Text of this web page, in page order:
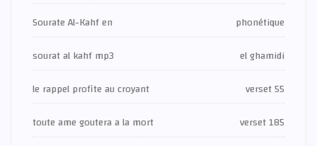
Sourate Al-Kahf en
phonétique
sourat al kahf mp3
el ghamidi
le rappel profite au croyant
verset 55
toute ame goutera a la mort
verset 185